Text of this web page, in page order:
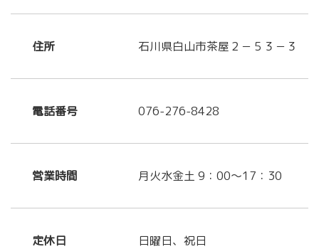
住所 石川県白山市茶屋２－５３－３
電話番号 076-276-8428
営業時間 月火水金土 9：00～17：30
定休日 日曜日、祝日